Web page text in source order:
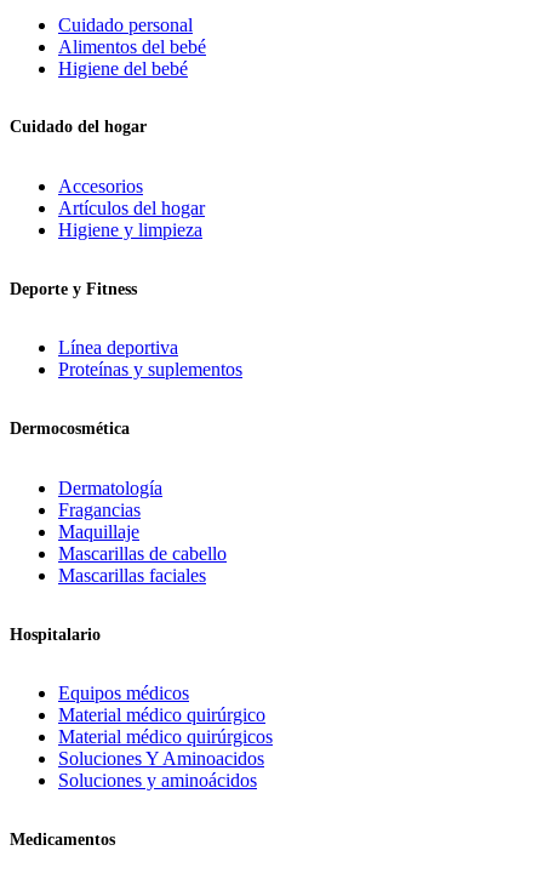
Cuidado personal
Alimentos del bebé
Higiene del bebé
Cuidado del hogar
Accesorios
Artículos del hogar
Higiene y limpieza
Deporte y Fitness
Línea deportiva
Proteínas y suplementos
Dermocosmética
Dermatología
Fragancias
Maquillaje
Mascarillas de cabello
Mascarillas faciales
Hospitalario
Equipos médicos
Material médico quirúrgico
Material médico quirúrgicos
Soluciones Y Aminoacidos
Soluciones y aminoácidos
Medicamentos